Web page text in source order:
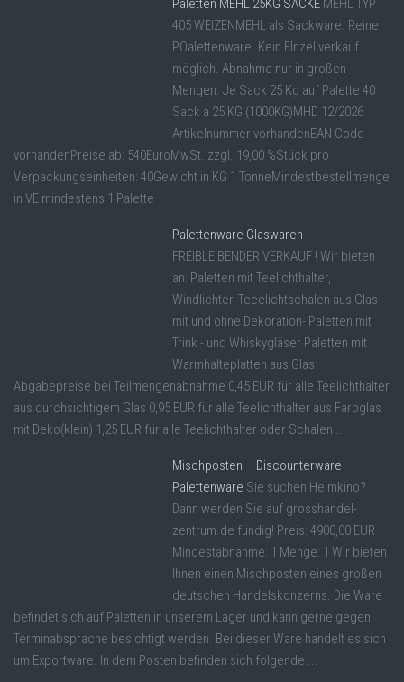
Paletten MEHL 25KG SÄCKE MEHL TYP
405 WEIZENMEHL als Sackware. Reine
POalettenware. Kein EInzellverkauf
möglich. Abnahme nur in großen
Mengen. Je Sack 25 Kg auf Palette 40
Sack a 25 KG (1000KG)MHD 12/2026
Artikelnummer vorhandenEAN Code
vorhandenPreise ab: 540EuroMwSt. zzgl. 19,00 %Stück pro
Verpackungseinheiten: 40Gewicht in KG 1 TonneMindestbestellmenge
in VE mindestens 1 Palette
Palettenware Glaswaren
FREIBLEIBENDER VERKAUF ! Wir bieten
an: Paletten mit Teelichthalter,
Windlichter, Teeelichtschalen aus Glas -
mit und ohne Dekoration- Paletten mit
Trink - und Whiskygläser Paletten mit
Warmhalteplatten aus Glas
Abgabepreise bei Teilmengenabnahme 0,45 EUR für alle Teelichthalter
aus durchsichtigem Glas 0,95 EUR für alle Teelichthalter aus Farbglas
mit Deko(klein) 1,25 EUR für alle Teelichthalter oder Schalen ...
Mischposten – Discounterware
Palettenware Sie suchen Heimkino?
Dann werden Sie auf grosshandel-
zentrum.de fündig! Preis: 4900,00 EUR
Mindestabnahme: 1 Menge: 1 Wir bieten
Ihnen einen Mischposten eines großen
deutschen Handelskonzerns. Die Ware
befindet sich auf Paletten in unserem Lager und kann gerne gegen
Terminabsprache besichtigt werden. Bei dieser Ware handelt es sich
um Exportware. In dem Posten befinden sich folgende ...